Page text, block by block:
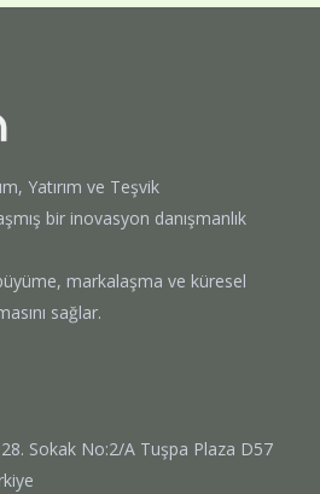
Yatırım ve Teşvik
bir inovasyon danışmanlık
markalaşma ve küresel
sağlar.
Sokak No:2/A Tuşpa Plaza D57